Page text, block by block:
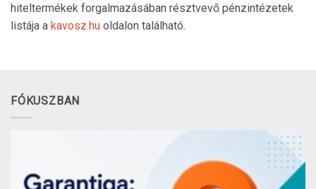
hiteltermékek forgalmazásában résztvevő pénzintézetek
listája a kavosz.hu oldalon található.
FÓKUSZBAN